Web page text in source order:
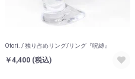
Otori. / 独り占めリング/リング『呪縛』
￥4,400 (税込)